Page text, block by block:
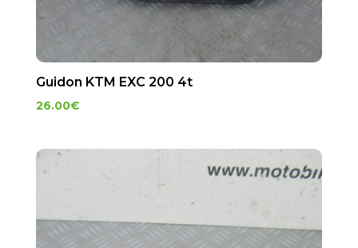
Guidon KTM EXC 200 4t
26.00€